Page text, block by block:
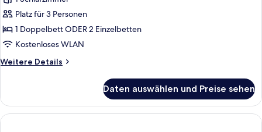
Balkon
anzeigen
Platz für 3 Personen
1 Doppelbett ODER 2 Einzelbetten
Kostenloses WLAN
Weitere Details
Weitere
Studio,
Balkon
Daten auswählen und Preise sehen